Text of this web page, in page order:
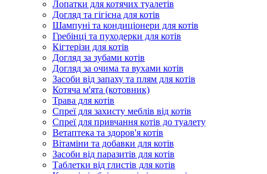
Лопатки для котячих туалетів
Догляд та гігієна для котів
Шампуні та кондиціонери для котів
Гребінці та пуходерки для котів
Кігтерізи для котів
Догляд за зубами котів
Догляд за очима та вухами котів
Засоби від запаху та плям для котів
Котяча м'ята (котовник)
Трава для котів
Спреї для захисту меблів від котів
Спреї для привчання котів до туалету
Ветаптека та здоров'я котів
Вітаміни та добавки для котів
Засоби від паразитів для котів
Таблетки від глистів для котів